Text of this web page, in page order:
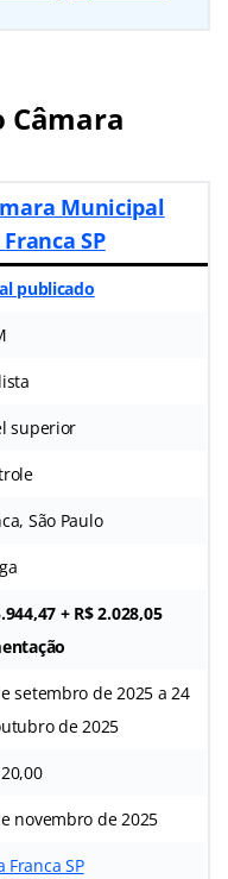
Câmara
Municipal
SP
publicado
superior
São Paulo
+ R$ 2.028,05
setembro de 2025 a 24
de 2025
novembro de 2025
SP